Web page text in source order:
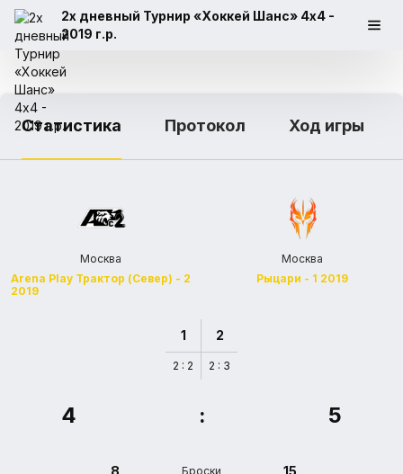
2х дневный Турнир «Хоккей Шанс» 4x4 -
2019 г.р.
Статистика Протокол Ход игры
Москва
Arena Play Трактор (Север) - 2
2019
Москва
Рыцари - 1 2019
1
2 : 2
2
2 : 3
4 : 5
8 Броски 15